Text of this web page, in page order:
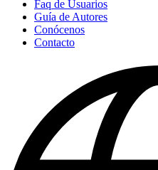
Faq de Usuarios
Guía de Autores
Conócenos
Contacto